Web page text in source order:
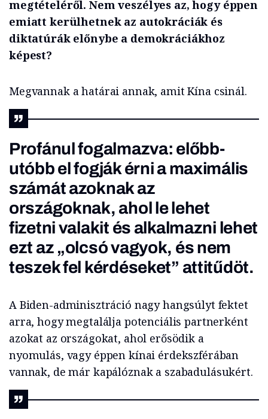
megtételéről. Nem veszélyes az, hogy éppen
emiatt kerülhetnek az autokráciák és
diktatúrák előnybe a demokráciákhoz
képest?
Megvannak a határai annak, amit Kína csinál.
Profánul fogalmazva: előbb-
utóbb el fogják érni a maximális
számát azoknak az
országoknak, ahol le lehet
fizetni valakit és alkalmazni lehet
ezt az „olcsó vagyok, és nem
teszek fel kérdéseket” attitűdöt.
A Biden-adminisztráció nagy hangsúlyt fektet
arra, hogy megtalálja potenciális partnerként
azokat az országokat, ahol erősödik a
nyomulás, vagy éppen kínai érdekszférában
vannak, de már kapálóznak a szabadulásukért.